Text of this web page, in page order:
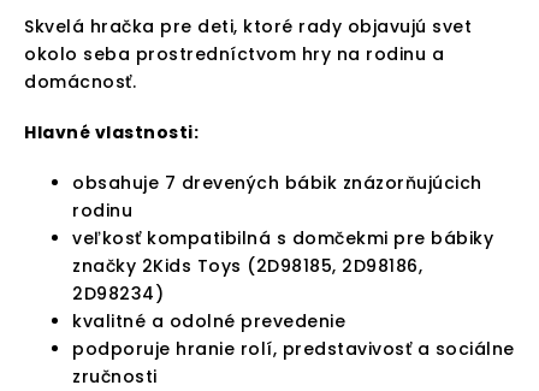
Skvelá hračka pre deti, ktoré rady objavujú svet
okolo seba prostredníctvom hry na rodinu a
domácnosť.
Hlavné vlastnosti:
obsahuje 7 drevených bábik znázorňujúcich
rodinu
veľkosť kompatibilná s domčekmi pre bábiky
značky 2Kids Toys (2D98185, 2D98186,
2D98234)
kvalitné a odolné prevedenie
podporuje hranie rolí, predstavivosť a sociálne
zručnosti